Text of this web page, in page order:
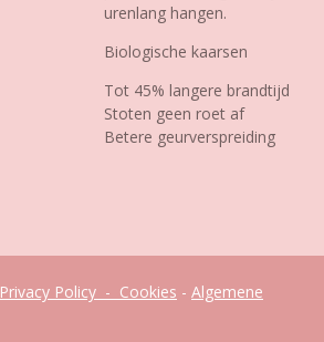
urenlang hangen.
Biologische kaarsen
Tot 45% langere brandtijd
Stoten geen roet af
Betere geurverspreiding
Privacy Policy - Cookies - Algemene